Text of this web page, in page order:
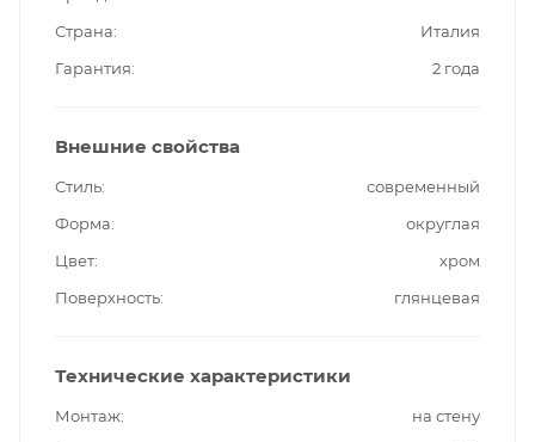
Страна
Италия
Гарантия
2 года
Внешние свойства
Стиль
современный
Форма
округлая
Цвет
хром
Поверхность
глянцевая
Технические характеристики
Монтаж
на стену